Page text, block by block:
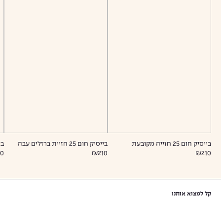
בייסיק חום 25 חזייה מקובעת
₪210
בייסיק חום 25 חזיית ברזלים עבה
₪210
קל למצוא אותנו